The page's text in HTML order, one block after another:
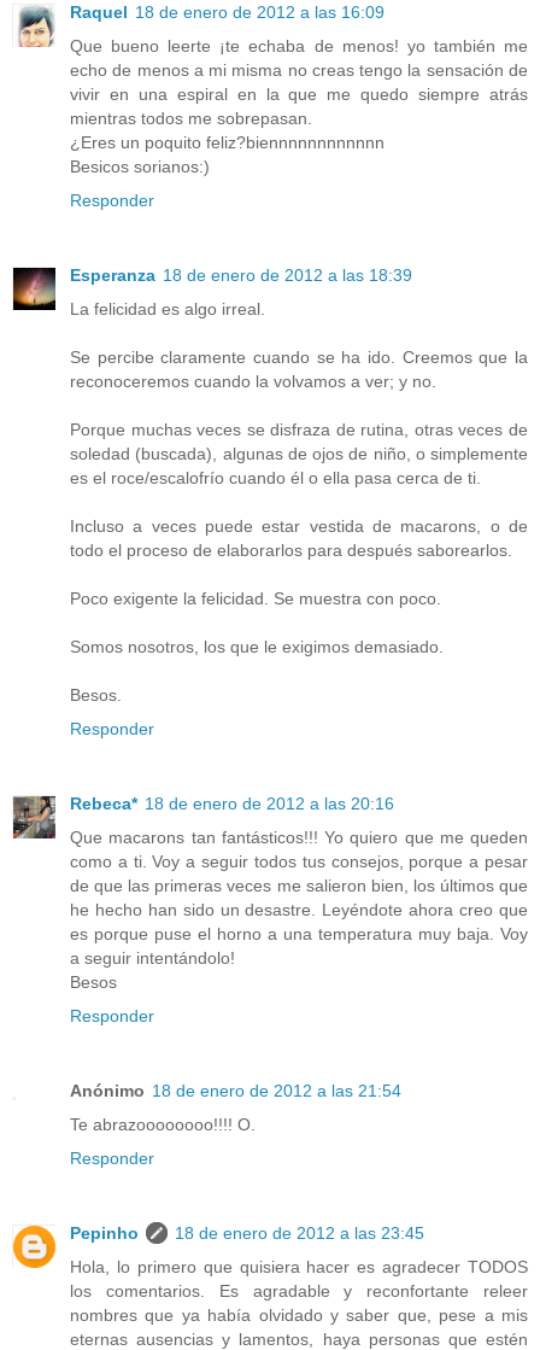
Raquel 18 de enero de 2012 a las 16:09
Que bueno leerte ¡te echaba de menos! yo también me
echo de menos a mi misma no creas tengo la sensación de
vivir en una espiral en la que me quedo siempre atrás
mientras todos me sobrepasan.
¿Eres un poquito feliz?biennnnnnnnnnnn
Besicos sorianos:)
Responder
Esperanza 18 de enero de 2012 a las 18:39
La felicidad es algo irreal.
Se percibe claramente cuando se ha ido. Creemos que la
reconoceremos cuando la volvamos a ver; y no.
Porque muchas veces se disfraza de rutina, otras veces de
soledad (buscada), algunas de ojos de niño, o simplemente
es el roce/escalofrío cuando él o ella pasa cerca de ti.
Incluso a veces puede estar vestida de macarons, o de
todo el proceso de elaborarlos para después saborearlos.
Poco exigente la felicidad. Se muestra con poco.
Somos nosotros, los que le exigimos demasiado.
Besos.
Responder
Rebeca* 18 de enero de 2012 a las 20:16
Que macarons tan fantásticos!!! Yo quiero que me queden
como a ti. Voy a seguir todos tus consejos, porque a pesar
de que las primeras veces me salieron bien, los últimos que
he hecho han sido un desastre. Leyéndote ahora creo que
es porque puse el horno a una temperatura muy baja. Voy
a seguir intentándolo!
Besos
Responder
Anónimo 18 de enero de 2012 a las 21:54
Te abrazoooooooo!!!! O.
Responder
Pepinho
18 de enero de 2012 a las 23:45
Hola, lo primero que quisiera hacer es agradecer TODOS
los comentarios. Es agradable y reconfortante releer
nombres que ya había olvidado y saber que, pese a mis
eternas ausencias y lamentos, haya personas que estén